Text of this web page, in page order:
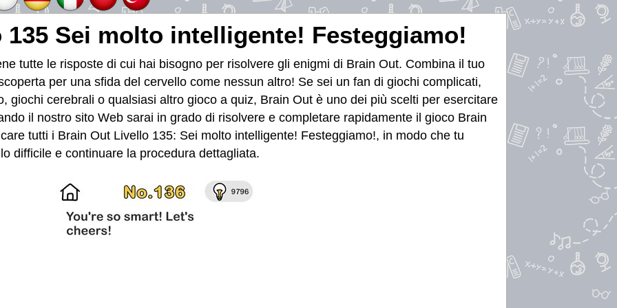
Sei molto intelligente! Festeggiamo!
tutte le risposte di cui hai bisogno per risolvere gli enigmi di Brain Out. Combina il tuo
per una sfida del cervello come nessun altro! Se sei un fan di giochi complicati,
giochi cerebrali o qualsiasi altro gioco a quiz, Brain Out è uno dei più scelti per esercitare
il nostro sito Web sarai in grado di risolvere e completare rapidamente il gioco Brain
tutti i Brain Out Livello 135: Sei molto intelligente! Festeggiamo!, in modo che tu
difficile e continuare la procedura dettagliata.